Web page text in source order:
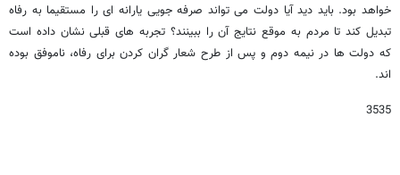
خواهد بود. باید دید آیا دولت می تواند صرفه جویی یارانه ای را مستقیما به رفاه
تبدیل کند تا مردم به موقع نتایج آن را ببینند؟ تجربه های قبلی نشان داده است
که دولت ها در نیمه دوم و پس از طرح شعار گران کردن برای رفاه، ناموفق بوده
اند.
3535